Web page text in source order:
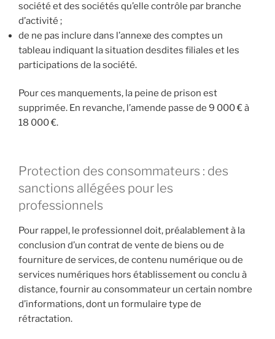
société et des sociétés qu’elle contrôle par branche
d’activité ;
de ne pas inclure dans l’annexe des comptes un
tableau indiquant la situation desdites filiales et les
participations de la société.
Pour ces manquements, la peine de prison est
supprimée. En revanche, l’amende passe de 9 000 € à
18 000 €.
Protection des consommateurs : des
sanctions allégées pour les
professionnels
Pour rappel, le professionnel doit, préalablement à la
conclusion d’un contrat de vente de biens ou de
fourniture de services, de contenu numérique ou de
services numériques hors établissement ou conclu à
distance, fournir au consommateur un certain nombre
d’informations, dont un formulaire type de
rétractation.